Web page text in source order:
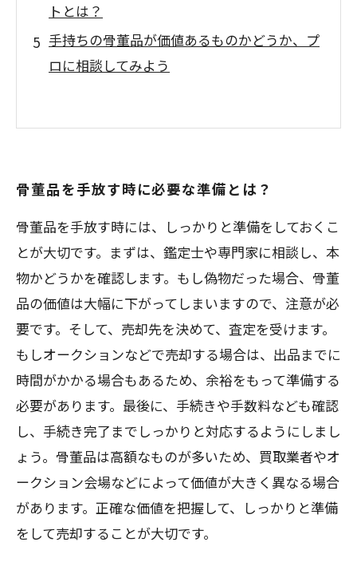
トとは？
手持ちの骨董品が価値あるものかどうか、プ
ロに相談してみよう
骨董品を手放す時に必要な準備とは？
骨董品を手放す時には、しっかりと準備をしておくこ
とが大切です。まずは、鑑定士や専門家に相談し、本
物かどうかを確認します。もし偽物だった場合、骨董
品の価値は大幅に下がってしまいますので、注意が必
要です。そして、売却先を決めて、査定を受けます。
もしオークションなどで売却する場合は、出品までに
時間がかかる場合もあるため、余裕をもって準備する
必要があります。最後に、手続きや手数料なども確認
し、手続き完了までしっかりと対応するようにしまし
ょう。骨董品は高額なものが多いため、買取業者やオ
ークション会場などによって価値が大きく異なる場合
があります。正確な価値を把握して、しっかりと準備
をして売却することが大切です。